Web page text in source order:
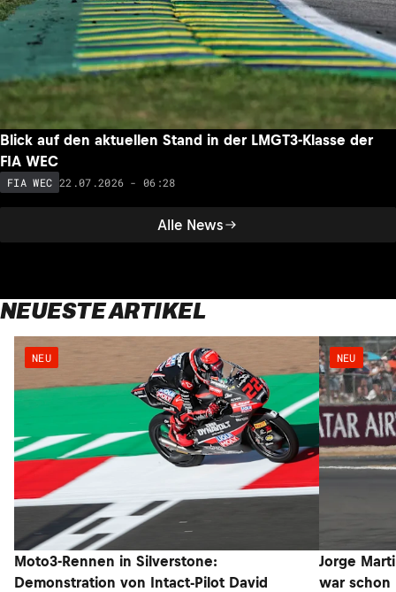
Alle News
Blick auf den aktuellen Stand in der LMGT3-Klasse der
FIA WEC
FIA WEC 22.07.2026 - 06:28
NEUESTE ARTIKEL
NEU
Moto3-Rennen in Silverstone:
Demonstration von Intact-Pilot David
NEU
Jorge
war schon